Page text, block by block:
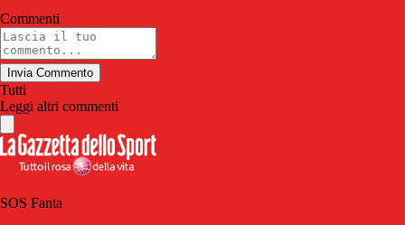
Commenti
Invia Commento
Tutti
Leggi altri commenti
SOS Fanta